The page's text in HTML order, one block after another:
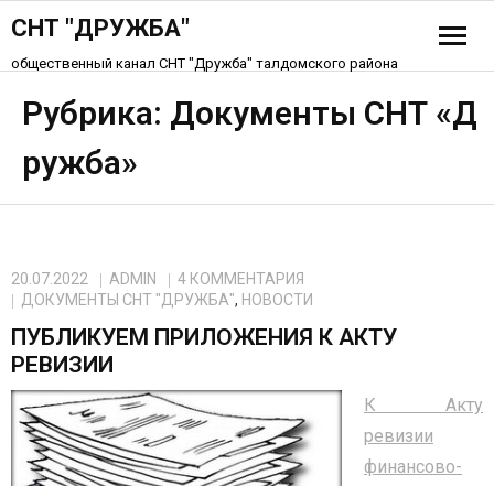
СНТ "ДРУЖБА"
общественный канал СНТ "Дружба" талдомского района
История СНТ
Схема СНТ «Дружба»
Устав СНТ
Рубрика: Документы СНТ «Д
ружба»
20.07.2022 ADMIN 4 КОММЕНТАРИЯ
ДОКУМЕНТЫ СНТ "ДРУЖБА", НОВОСТИ
ПУБЛИКУЕМ ПРИЛОЖЕНИЯ К АКТУ
РЕВИЗИИ
К Акту
ревизии
финансово-